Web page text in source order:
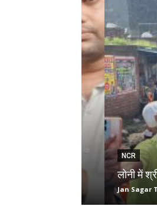
NCR
लोनी में श्री
Jan Sagar Today -